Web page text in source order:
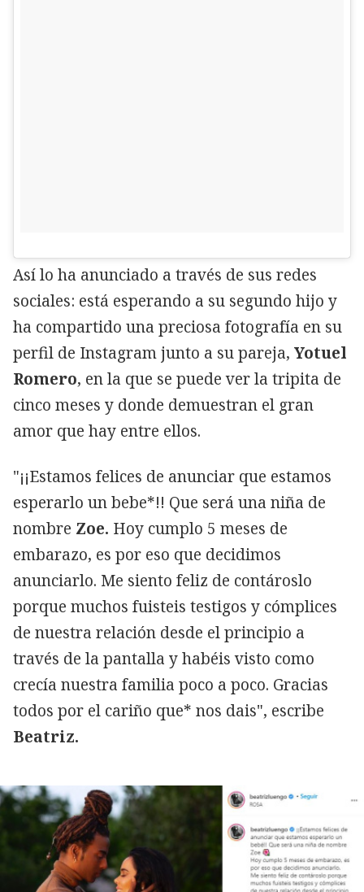
Así lo ha anunciado a través de sus redes
sociales: está esperando a su segundo hijo y
ha compartido una preciosa fotografía en su
perfil de Instagram junto a su pareja, Yotuel
Romero, en la que se puede ver la tripita de
cinco meses y donde demuestran el gran
amor que hay entre ellos.
"¡¡Estamos felices de anunciar que estamos
esperarlo un bebe*!! Que será una niña de
nombre Zoe. Hoy cumplo 5 meses de
embarazo, es por eso que decidimos
anunciarlo. Me siento feliz de contároslo
porque muchos fuisteis testigos y cómplices
de nuestra relación desde el principio a
través de la pantalla y habéis visto como
crecía nuestra familia poco a poco. Gracias
todos por el cariño que* nos dais", escribe
Beatriz.